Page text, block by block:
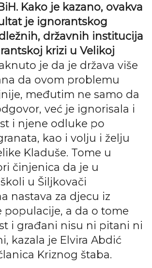
Kako je kazano, ovakva
je ignorantskog
državnih institucija
krizi u Velikoj
je da je država više
da ovom problemu
međutim ne samo da
već je ignorisala i
i njene odluke po
kao i volju i želju
Kladuše. Tome u
činjenica da je u
u Šiljkovači
nastava za djecu iz
populacije, a da o tome
i građani nisu ni pitani ni
kazala je Elvira Abdić
Kriznog štaba.